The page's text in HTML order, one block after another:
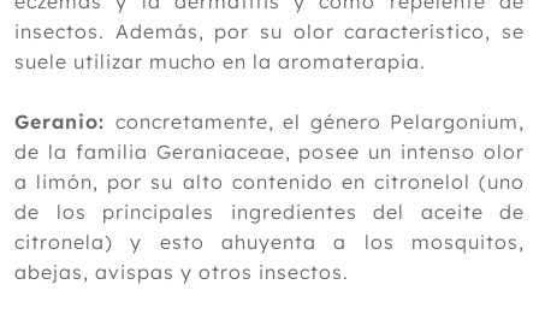
insectos. Además, por su olor característico, se
suele utilizar mucho en la aromaterapia.
Geranio: concretamente, el género Pelargonium,
de la familia Geraniaceae, posee un intenso olor
a limón, por su alto contenido en citronelol (uno
de los principales ingredientes del aceite de
citronela) y esto ahuyenta a los mosquitos,
abejas, avispas y otros insectos.